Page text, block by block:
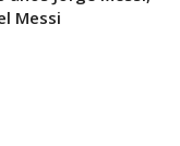
Messi